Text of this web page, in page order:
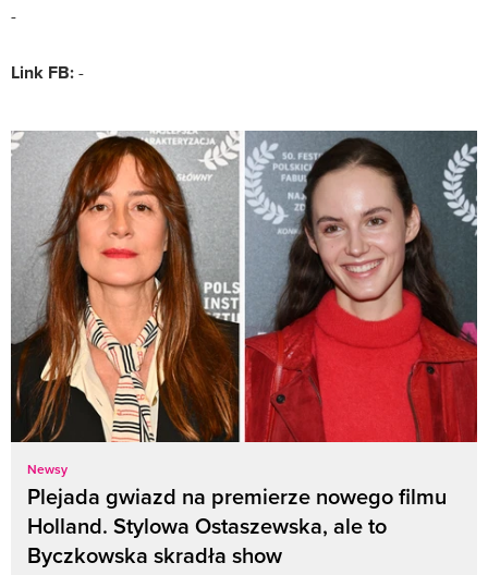
-
Link FB:-
Newsy
Plejada gwiazd na premierze nowego filmu
Holland. Stylowa Ostaszewska, ale to
Byczkowska skradła show